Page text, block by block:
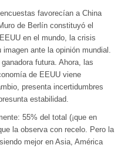
favorecían a China
de Berlín constituyó el
en el mundo, la crisis
ante la opinión mundial.
futura. Ahora, las
de EEUU viene
presenta incertidumbres
estabilidad.
55% del total (¡que en
la observa con recelo. Pero la
mejor en Asia, América